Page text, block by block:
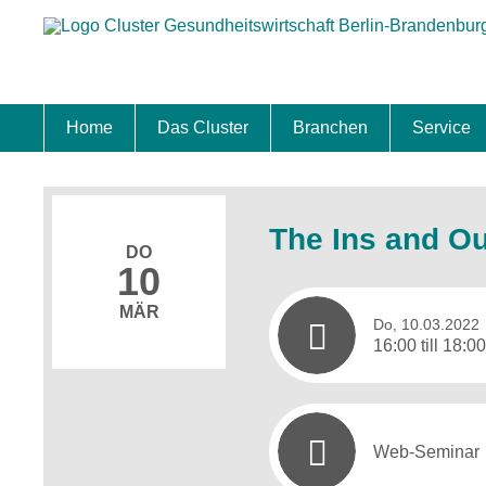
Home Das Cluster Branchen Service
DO
10
MÄR
The Ins and
Do, 10.03.2022
16:00 till
Web-Seminar